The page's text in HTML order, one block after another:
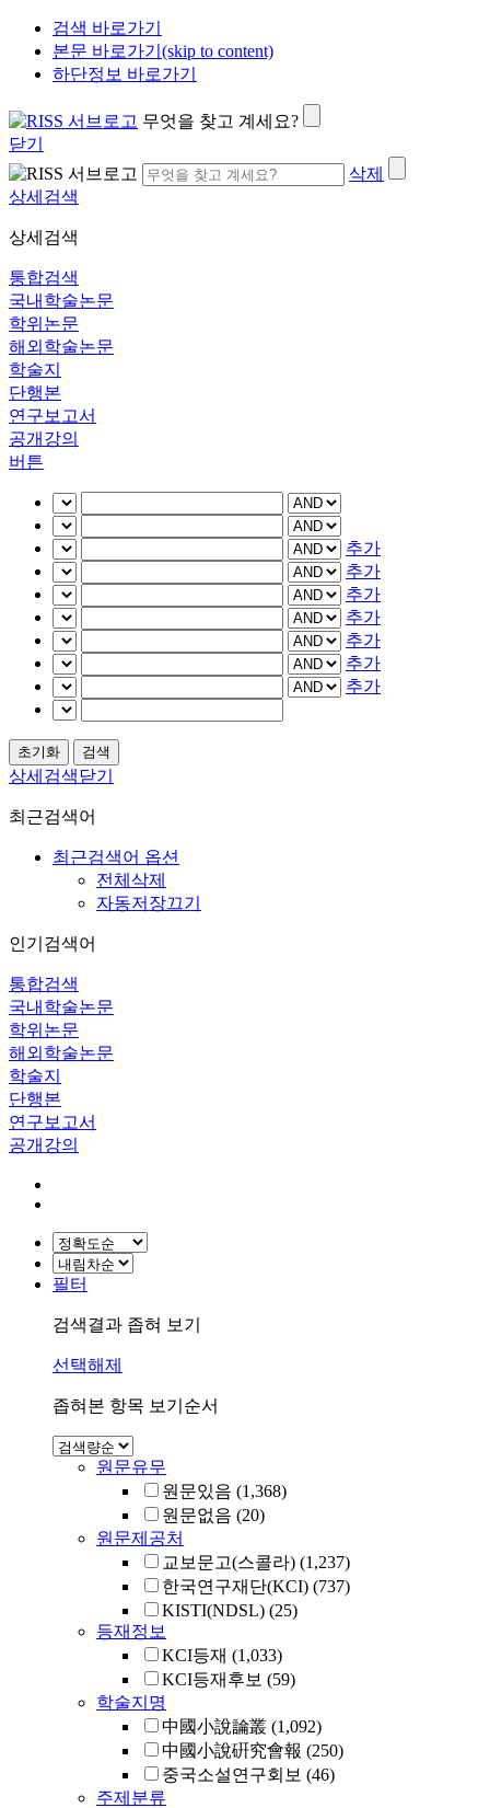
검색 바로가기
본문 바로가기(skip to content)
하단정보 바로가기
무엇을 찾고 계세요?
닫기
삭제
상세검색
상세검색
통합검색
국내학술논문
학위논문
해외학술논문
학술지
단행본
연구보고서
공개강의
버튼
추가
추가
추가
추가
추가
추가
추가
상세검색닫기
최근검색어
최근검색어 옵션
전체삭제
자동저장끄기
인기검색어
통합검색
국내학술논문
학위논문
해외학술논문
학술지
단행본
연구보고서
공개강의
필터
검색결과 좁혀 보기
선택해제
좁혀본 항목 보기순서
원문유무
원문있음 (1,368)
원문없음 (20)
원문제공처
교보문고(스콜라) (1,237)
한국연구재단(KCI) (737)
KISTI(NDSL) (25)
등재정보
KCI등재 (1,033)
KCI등재후보 (59)
학술지명
中國小說論叢 (1,092)
中國小說硏究會報 (250)
중국소설연구회보 (46)
주제분류